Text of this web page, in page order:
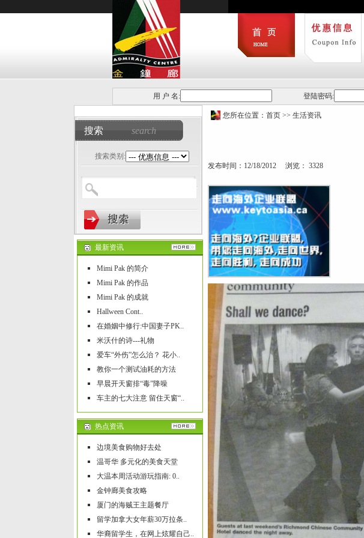
用 户 名: 登陆密码:
搜索 search
搜索类别:
最新资讯
Mimi Pak 的简介
Mimi Pak 的作品
Mimi Pak 的成就
Hallween Cont..
在婚姻中修行:中国妻子PK..
米沃什的诗---礼物
爱车“外伤”怎么治？ 花小..
教你一个测试油耗的方法
早晨开天窗排“毒”降噪
车主的七大注意 留住天窗“..
热点资讯
边境美食购物好去处
温哥华 多元化的美食天堂
大温本周活动游玩指南: 0..
金钟廊美食攻略
厦门的海贼王主题餐厅
留学加拿大女年薪30万拉条..
华裔留学生，在网上炫耀自己..
您所在位置： 首页 >> 生活资讯
发布时间：12/18/2012 浏览： 3328